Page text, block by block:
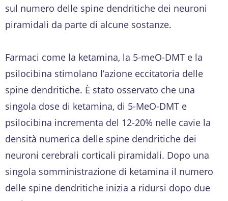
sul numero delle spine dendritiche dei neuroni
piramidali da parte di alcune sostanze.
Farmaci come la ketamina, la 5-meO-DMT e la
psilocibina stimolano l’azione eccitatoria delle
spine dendritiche. È stato osservato che una
singola dose di ketamina, di 5-MeO-DMT e
psilocibina incrementa del 12-20% nelle cavie la
densità numerica delle spine dendritiche dei
neuroni cerebrali corticali piramidali. Dopo una
singola somministrazione di ketamina il numero
delle spine dendritiche inizia a ridursi dopo due